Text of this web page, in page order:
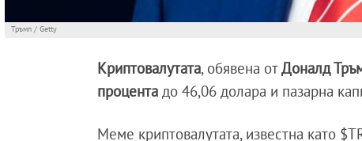
Тръмп / Getty
Криптовалутата, обявена отДоналд
процента до 46,06 долара и пазарна
Меме криптовалутата, известна като